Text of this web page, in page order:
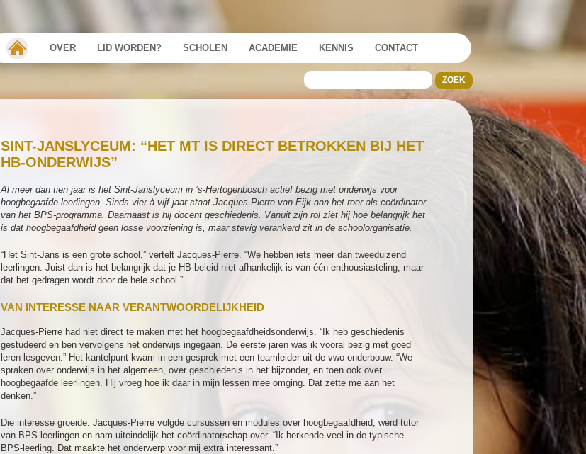
OVER LID WORDEN? SCHOLEN ACADEMIE KENNIS CONTACT
SINT-JANSLYCEUM: “HET MT IS DIRECT BETROKKEN BIJ HET
HB-ONDERWIJS”
Al meer dan tien jaar is het Sint-Janslyceum in ’s-Hertogenbosch actief bezig met onderwijs voor
hoogbegaafde leerlingen. Sinds vier à vijf jaar staat Jacques-Pierre van Eijk aan het roer als coördinator
van het BPS-programma. Daarnaast is hij docent geschiedenis. Vanuit zijn rol ziet hij hoe belangrijk het
is dat hoogbegaafdheid geen losse voorziening is, maar stevig verankerd zit in de schoolorganisatie.
“Het Sint-Jans is een grote school,” vertelt Jacques-Pierre. “We hebben iets meer dan tweeduizend
leerlingen. Juist dan is het belangrijk dat je HB-beleid niet afhankelijk is van één enthousiasteling, maar
dat het gedragen wordt door de hele school.”
VAN INTERESSE NAAR VERANTWOORDELIJKHEID
Jacques-Pierre had niet direct te maken met het hoogbegaafdheidsonderwijs. “Ik heb geschiedenis
gestudeerd en ben vervolgens het onderwijs ingegaan. De eerste jaren was ik vooral bezig met goed
leren lesgeven.” Het kantelpunt kwam in een gesprek met een teamleider uit de vwo onderbouw. “We
spraken over onderwijs in het algemeen, over geschiedenis in het bijzonder, en toen ook over
hoogbegaafde leerlingen. Hij vroeg hoe ik daar in mijn lessen mee omging. Dat zette me aan het
denken.”
Die interesse groeide. Jacques-Pierre volgde cursussen en modules over hoogbegaafdheid, werd tutor
van BPS-leerlingen en nam uiteindelijk het coördinatorschap over. “Ik herkende veel in de typische
BPS-leerling. Dat maakte het onderwerp voor mij extra interessant.”